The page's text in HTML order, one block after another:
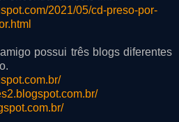
2021/05/cd-preso-por-
possui três blogs diferentes